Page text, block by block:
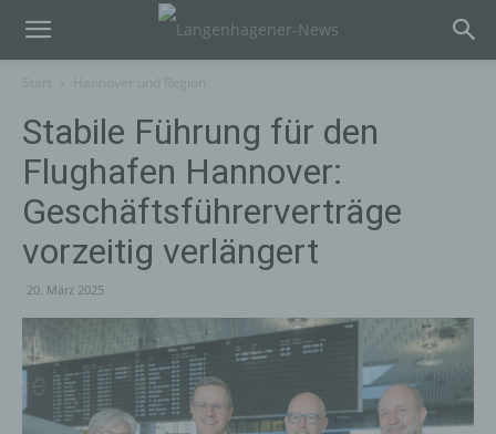
Stabile Führung für den
Flughafen Hannover:
Geschäftsführerverträge
vorzeitig verlängert
20. März 2025